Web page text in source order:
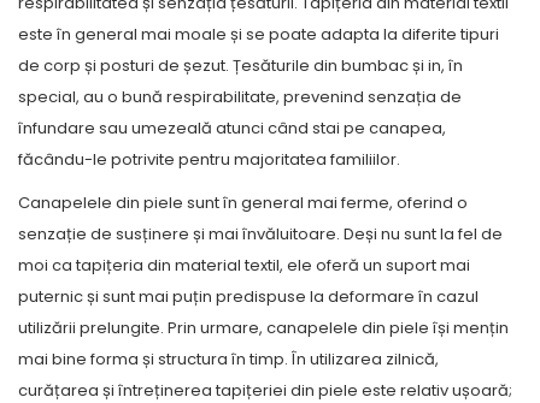
este în general mai moale și se poate adapta la diferite tipuri
de corp și posturi de șezut. Țesăturile din bumbac și in, în
special, au o bună respirabilitate, prevenind senzația de
înfundare sau umezeală atunci când stai pe canapea,
făcându-le potrivite pentru majoritatea familiilor.
Canapelele din piele sunt în general mai ferme, oferind o
senzație de susținere și mai învăluitoare. Deși nu sunt la fel de
moi ca tapițeria din material textil, ele oferă un suport mai
puternic și sunt mai puțin predispuse la deformare în cazul
utilizării prelungite. Prin urmare, canapelele din piele își mențin
mai bine forma și structura în timp. În utilizarea zilnică,
curățarea și întreținerea tapițeriei din piele este relativ ușoară;